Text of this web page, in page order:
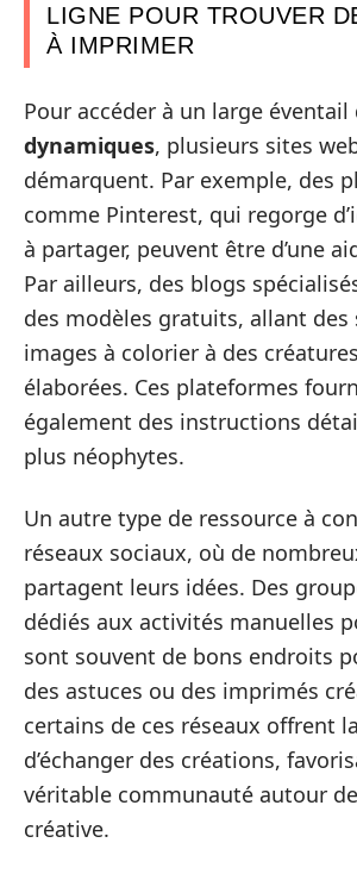
LIGNE POUR TROUVER
À IMPRIMER
Pour accéder à un large éventail
dynamiques, plusieurs sites
démarquent. Par exemple, des
comme Pinterest, qui regorge
à partager, peuvent être d’une
Par ailleurs, des blogs
des modèles gratuits, allant des
images à colorier à des
élaborées. Ces plateformes
également des instructions
plus néophytes.
Un autre type de ressource à
réseaux sociaux, où de
partagent leurs idées. Des
dédiés aux activités manuelles
sont souvent de bons endroits
des astuces ou des imprimés
certains de ces réseaux offrent
d’échanger des créations,
véritable communauté autour
créative.